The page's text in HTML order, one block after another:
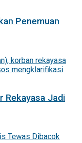
Penemuan
Rekayasa Jadi